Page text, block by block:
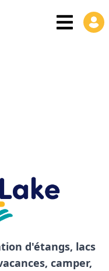
d'étangs, lacs
camper,